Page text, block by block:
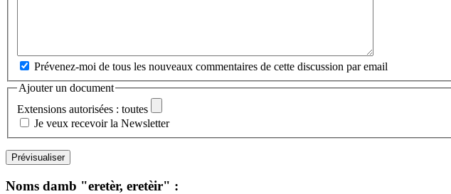
Prévenez-moi de tous les nouveaux commentaires de cette discussion par email
Ajouter un document
Extensions autorisées : toutes
Je veux recevoir la Newsletter
Noms damb "eretèr, eretèir" :